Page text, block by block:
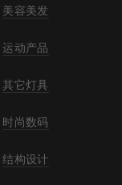
美容美发
运动产品
其它灯具
时尚数码
结构设计